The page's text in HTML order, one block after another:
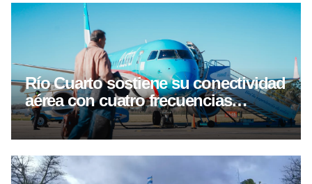
Río Cuarto sostiene su conectividad
aérea con cuatro frecuencias
semanales hacia Buenos Aires